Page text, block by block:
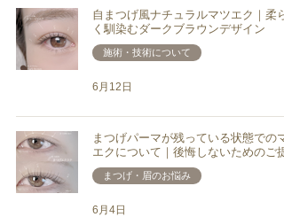
自まつげ風ナチュラルマツエク｜柔
く馴染むダークブラウンデザイン
施術・技術について
6月12日
まつげパーマが残っている状態での
エクについて｜後悔しないためのご
まつげ・眉のお悩み
6月4日